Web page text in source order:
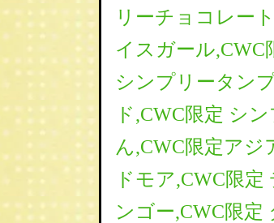
リーチョコレー
イスガール
シンプリータン
ド,CWC限定 シ
ん,CWC限定ア
ドモア,CWC限
ンゴー,CWC限